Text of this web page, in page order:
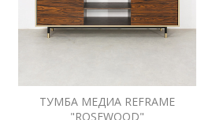
ТУМБА МЕДИА REFRAME
"ROSEWOOD"